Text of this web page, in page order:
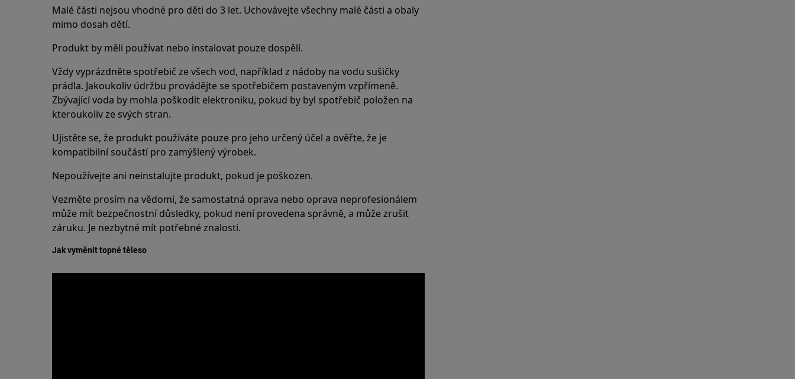
Malé části nejsou vhodné pro děti do 3 let. Uchovávejte všechny malé části a obaly
mimo dosah dětí.
Produkt by měli používat nebo instalovat pouze dospělí.
Vždy vyprázdněte spotřebič ze všech vod, například z nádoby na vodu sušičky
prádla. Jakoukoliv údržbu provádějte se spotřebičem postaveným vzpřímeně.
Zbývající voda by mohla poškodit elektroniku, pokud by byl spotřebič položen na
kteroukoliv ze svých stran.
Ujistěte se, že produkt používáte pouze pro jeho určený účel a ověřte, že je
kompatibilní součástí pro zamýšlený výrobek.
Nepoužívejte ani neinstalujte produkt, pokud je poškozen.
Vezměte prosím na vědomí, že samostatná oprava nebo oprava neprofesionálem
může mít bezpečnostní důsledky, pokud není provedena správně, a může zrušit
záruku. Je nezbytné mít potřebné znalosti.
Jak vyměnit topné těleso